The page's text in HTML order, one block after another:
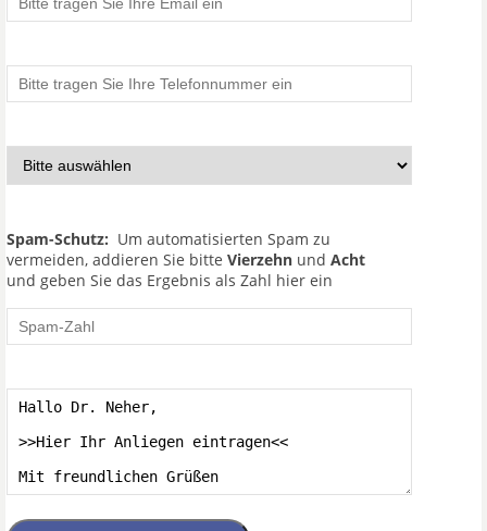
Spam-Schutz: Um automatisierten Spam zu
vermeiden, addieren Sie bitte Vierzehn und Acht
und geben Sie das Ergebnis als Zahl hier ein